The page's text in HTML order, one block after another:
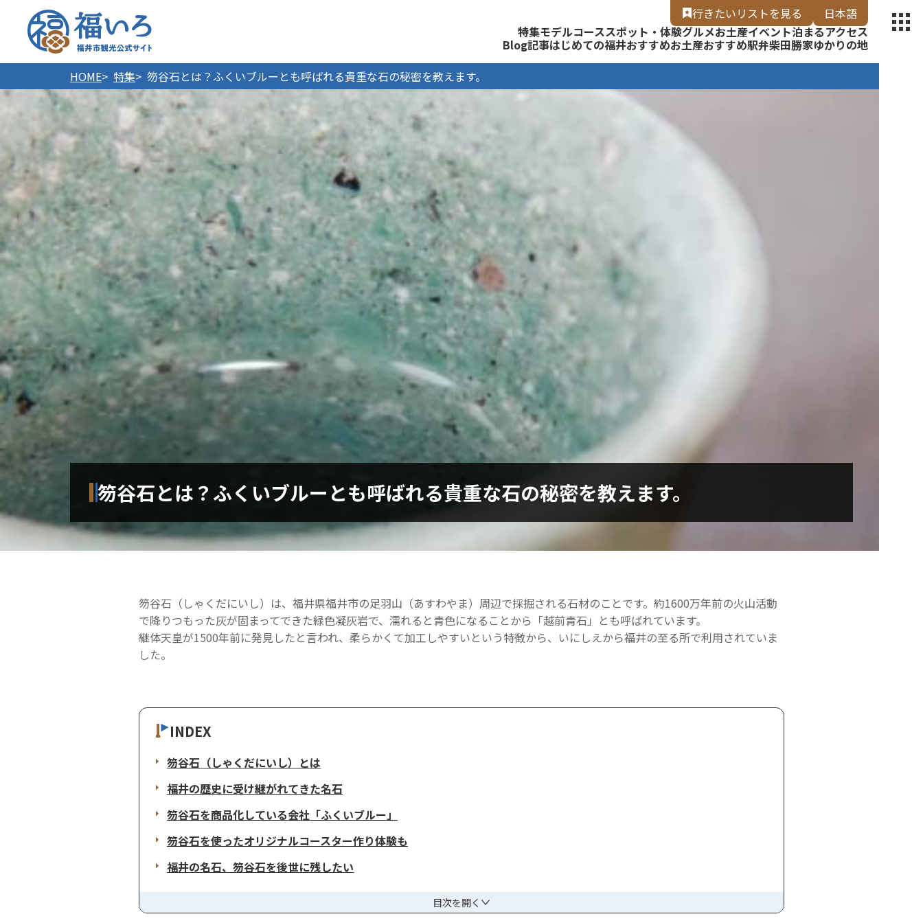
福井市観光公式サイト【福いろ】
行きたいリストを見る
日本語
English
特集モデルコーススポット・体験グルメお土産イベント泊まるアクセス
Blog記事はじめての福井おすすめお土産おすすめ駅弁柴田勝家ゆかりの地
HOME
特集 笏谷石とは？ふくいブルーとも呼ばれる貴重な石の秘密を教えます。
笏谷石とは？ふくいブルーとも呼ばれる貴重な石の秘密を教えます。
笏谷石（しゃくだにいし）は、福井県福井市の足羽山（あすわやま）周辺で採掘される石材のことです。約1600万年前の火山活動
で降りつもった灰が固まってできた緑色凝灰岩で、濡れると青色になることから「越前青石」とも呼ばれています。
継体天皇が1500年前に発見したと言われ、柔らかくて加工しやすいという特徴から、いにしえから福井の至る所で利用されていま
した。
INDEX
笏谷石（しゃくだにいし）とは
福井の歴史に受け継がれてきた名石
笏谷石を商品化している会社「ふくいブルー」
笏谷石を使ったオリジナルコースター作り体験も
福井の名石、笏谷石を後世に残したい
目次を開く